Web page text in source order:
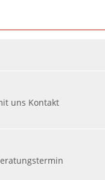
uns Kontakt